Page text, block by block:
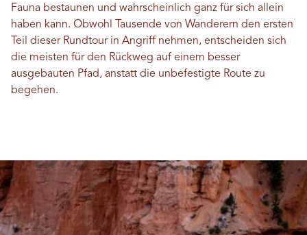
Fauna bestaunen und wahrscheinlich ganz für sich allein
haben kann. Obwohl Tausende von Wanderern den ersten
Teil dieser Rundtour in Angriff nehmen, entscheiden sich
die meisten für den Rückweg auf einem besser
ausgebauten Pfad, anstatt die unbefestigte Route zu
begehen.